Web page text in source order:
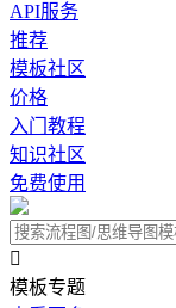
API服务
推荐
模板社区
价格
入门教程
知识社区
免费使用

模板专题